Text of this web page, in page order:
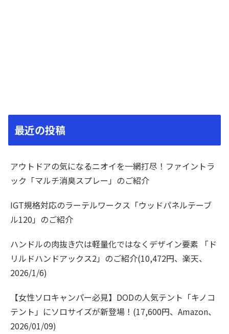
最近の投稿
アウトドアの気になるニオイを一網打尽！ファイントラ
ック「マルチ消臭スプレー」のご紹介
IGT規格対応のラーテルワークス「ウッドパネルテーブ
ル120」のご紹介
ハンドルの肉抜き穴は軽量化ではなくデザイン要素 「ド
リルドハンドアックス2」のご紹介(10,472円、楽天、
2026/1/6)
【女性ソロキャンパー必見】DODの人気テント「キノコ
テント」にソロサイズが新登場！(17,600円、Amazon、
2026/01/09)